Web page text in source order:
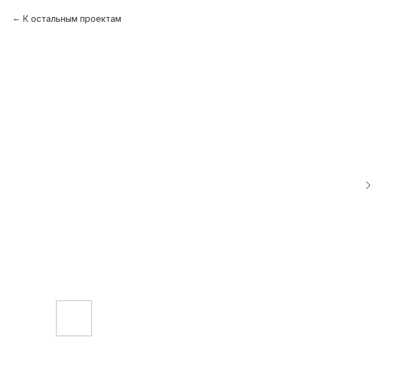
К остальным проектам